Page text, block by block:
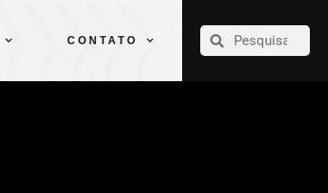
CONTATO